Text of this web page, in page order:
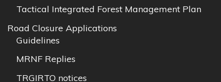
Tactical Integrated Forest Management Plan
Road Closure Applications
Guidelines
MRNF Replies
TRGIRTO notices